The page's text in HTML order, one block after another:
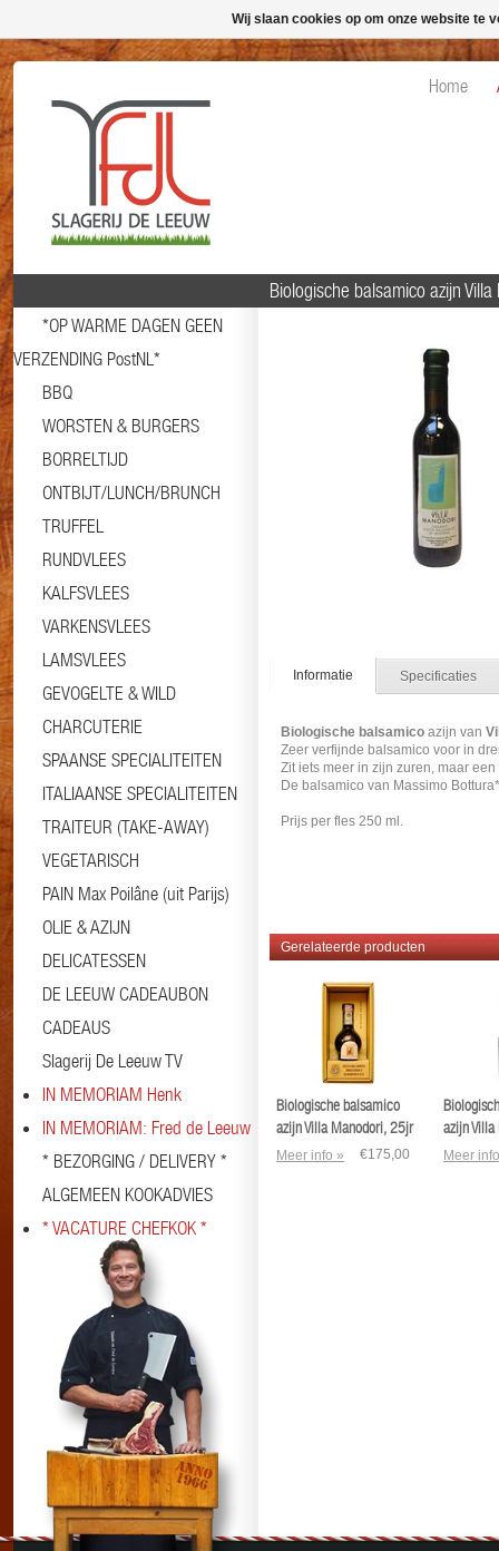
Home
*OP WARME DAGEN GEEN
VERZENDING PostNL*
BBQ
WORSTEN & BURGERS
BORRELTIJD
ONTBIJT/LUNCH/BRUNCH
TRUFFEL
RUNDVLEES
KALFSVLEES
VARKENSVLEES
LAMSVLEES
GEVOGELTE & WILD
CHARCUTERIE
SPAANSE SPECIALITEITEN
ITALIAANSE SPECIALITEITEN
TRAITEUR (TAKE-AWAY)
VEGETARISCH
PAIN Max Poilâne (uit Parijs)
OLIE & AZIJN
DELICATESSEN
DE LEEUW CADEAUBON
CADEAUS
Slagerij De Leeuw TV
IN MEMORIAM Henk
IN MEMORIAM: Fred de Leeuw
* BEZORGING / DELIVERY *
ALGEMEEN KOOKADVIES
* VACATURE CHEFKOK *
Biologische balsamico azijn
Informatie Specificaties
Biologische balsamico azijn van
Zeer verfijnde balsamico voor in
Zit iets meer in zijn zuren, maar
De balsamico van Massimo
Prijs per fles 250 ml.
Gerelateerde producten
Biologische balsamico
azijn Villa Manodori, 25jr
Traditionale
Meer info » €175,00
azijn
jaar
Meer
Wij slaan cookies op om onze website te